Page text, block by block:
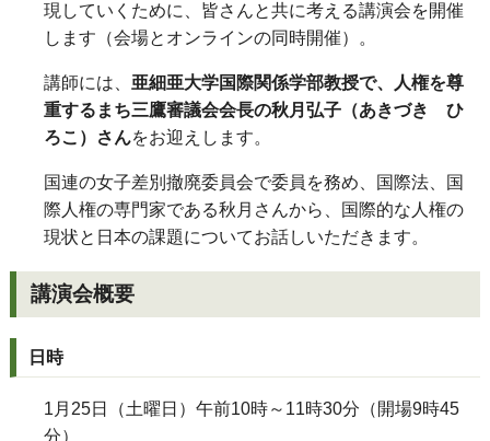
現していくために、皆さんと共に考える講演会を開催
します（会場とオンラインの同時開催）。
講師には、 亜細亜大学国際関係学部教授で、人権を尊
重するまち三鷹審議会会長の秋月弘子（あきづき ひ
ろこ）さんをお迎えします。
国連の女子差別撤廃委員会で委員を務め、国際法、国
際人権の専門家である秋月さんから、国際的な人権の
現状と日本の課題についてお話しいただきます。
講演会概要
日時
1月25日（土曜日）午前10時～11時30分（開場9時45
分）